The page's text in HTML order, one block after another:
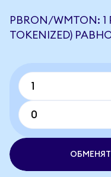
PBRON/WMTON: 1
TOKENIZED)